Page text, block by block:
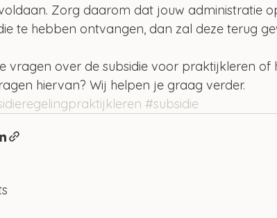
Zorg daarom dat jouw administratie
te hebben ontvangen, dan zal deze terug
vragen over de subsidie voor praktijkleren of
hiervan? Wij helpen je graag verder.
#subsidie